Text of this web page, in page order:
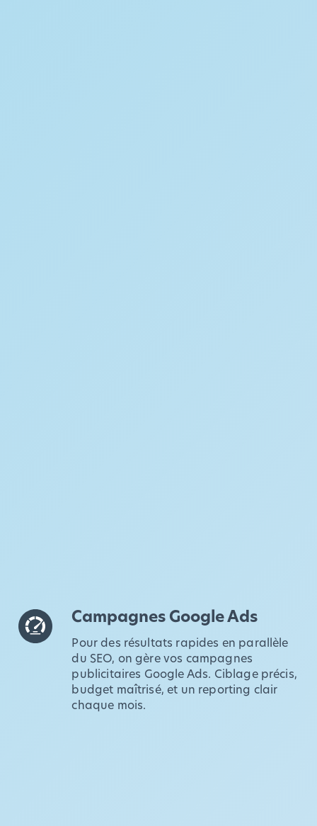
Campagnes Google Ads
Pour des résultats rapides en parallèle
du SEO, on gère vos campagnes
publicitaires Google Ads. Ciblage précis,
budget maîtrisé, et un reporting clair
chaque mois.